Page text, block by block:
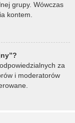
grupy. Wówczas
kontem.
za
i moderatorów